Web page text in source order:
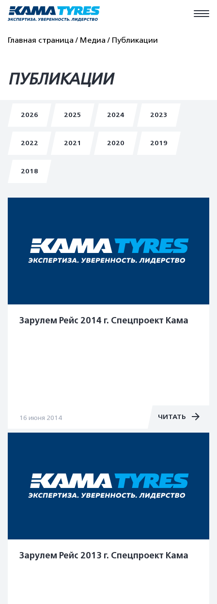
Главная страница Медиа Публикации
ПУБЛИКАЦИИ
2026 2025 2024 2023
2022 2021 2020 2019
2018
Зарулем Рейс 2014 г. Спецпроект Кама
16 июня 2014 ЧИТАТЬ
Зарулем Рейс 2013 г. Спецпроект Кама